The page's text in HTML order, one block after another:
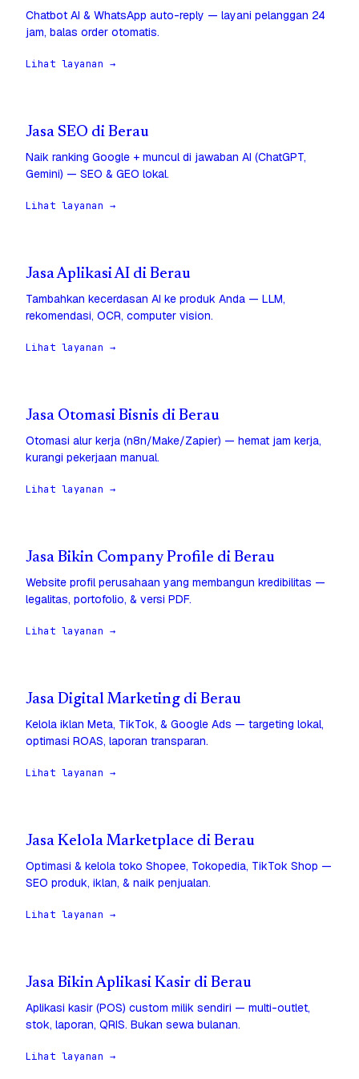
Chatbot AI & WhatsApp auto-reply — layani pelanggan 24
jam, balas order otomatis.
Lihat layanan →
Jasa SEO di Berau
Naik ranking Google + muncul di jawaban AI (ChatGPT,
Gemini) — SEO & GEO lokal.
Lihat layanan →
Jasa Aplikasi AI di Berau
Tambahkan kecerdasan AI ke produk Anda — LLM,
rekomendasi, OCR, computer vision.
Lihat layanan →
Jasa Otomasi Bisnis di Berau
Otomasi alur kerja (n8n/Make/Zapier) — hemat jam kerja,
kurangi pekerjaan manual.
Lihat layanan →
Jasa Bikin Company Profile di Berau
Website profil perusahaan yang membangun kredibilitas —
legalitas, portofolio, & versi PDF.
Lihat layanan →
Jasa Digital Marketing di Berau
Kelola iklan Meta, TikTok, & Google Ads — targeting lokal,
optimasi ROAS, laporan transparan.
Lihat layanan →
Jasa Kelola Marketplace di Berau
Optimasi & kelola toko Shopee, Tokopedia, TikTok Shop —
SEO produk, iklan, & naik penjualan.
Lihat layanan →
Jasa Bikin Aplikasi Kasir di Berau
Aplikasi kasir (POS) custom milik sendiri — multi-outlet,
stok, laporan, QRIS. Bukan sewa bulanan.
Lihat layanan →